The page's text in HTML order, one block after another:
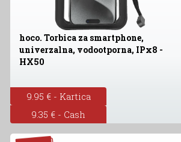
hoco. Torbica za smartphone,
univerzalna, vodootporna, IPx8 -
HX50
9.95 € - Kartica
9.35 € - Cash